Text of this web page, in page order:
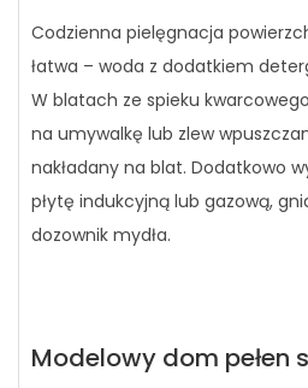
Codzienna pielęgnacja
łatwa – woda z dodatkiem
W blatach ze spieku
na umywalkę lub zlew
nakładany na blat. Dodatkowo
płytę indukcyjną lub gazową,
dozownik mydła.
Modelowy dom pełen